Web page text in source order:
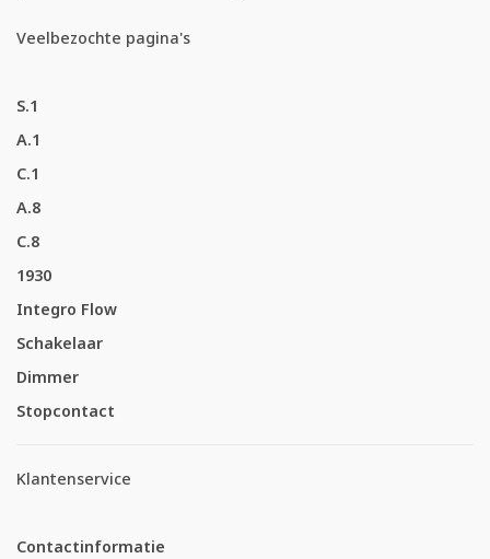
Veelbezochte pagina's
S.1
A.1
C.1
A.8
C.8
1930
Integro Flow
Schakelaar
Dimmer
Stopcontact
Klantenservice
Contactinformatie